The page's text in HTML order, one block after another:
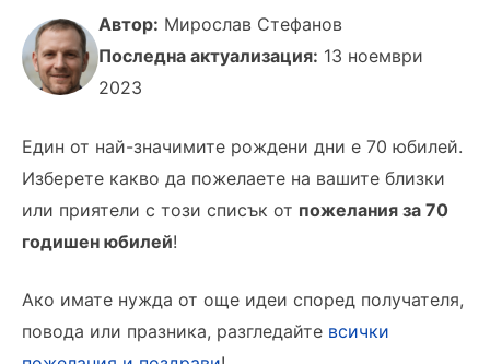
Автор: Мирослав Стефанов
Последна актуализация: 13 ноември
2023
Един от най-значимите рождени дни е 70 юбилей.
Изберете какво да пожелаете на вашите близки
или приятели с този списък от пожелания за 70
годишен юбилей!
Ако имате нужда от още идеи според получателя,
повода или празника, разгледайте всички